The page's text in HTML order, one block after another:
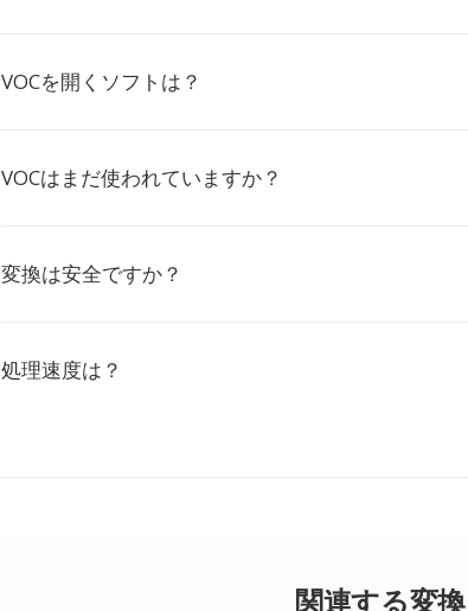
VOCを開くソフトは？
VOCはまだ使われていますか？
変換は安全ですか？
処理速度は？
関連する変換